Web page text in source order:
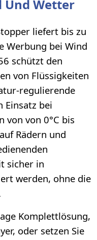
Und Wetter
liefert bis zu
Werbung bei Wind
schützt den
von Flüssigkeiten
regulierende
Einsatz bei
von von 0°C bis
Rädern und
sicher in
werden, ohne die
Komplettlösung,
oder setzen Sie